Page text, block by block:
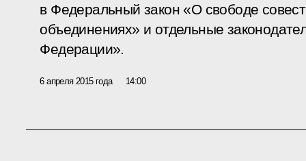
в Федеральный закон «О свободе
объединениях» и отдельные
Федерации».
6 апреля 2015 года 14:00